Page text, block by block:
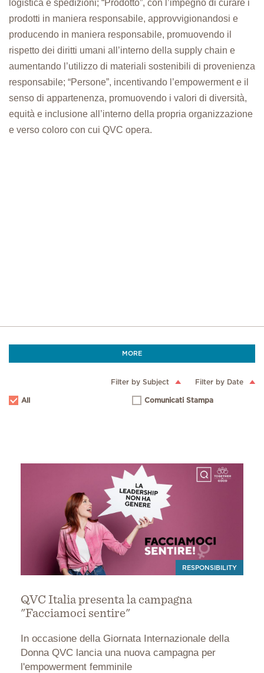
logistica e spedizioni; “Prodotto”, con l’impegno di curare i
prodotti in maniera responsabile, approvvigionandosi e
producendo in maniera responsabile, promuovendo il
rispetto dei diritti umani all’interno della supply chain e
aumentando l’utilizzo di materiali sostenibili di provenienza
responsabile; “Persone”, incentivando l’empowerment e il
senso di appartenenza, promuovendo i valori di diversità,
equità e inclusione all’interno della propria organizzazione
e verso coloro con cui QVC opera.
MORE
Filter by Subject Filter by Date
All Comunicati Stampa
RESPONSIBILITY
QVC Italia presenta la campagna
"Facciamoci sentire"
In occasione della Giornata Internazionale della
Donna QVC lancia una nuova campagna per
l'empowerment femminile